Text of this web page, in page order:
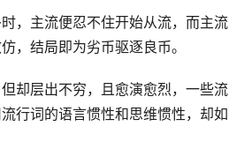
，主流便忍不住开始从流，而主流
，结局即为劣币驱逐良币。
却层出不穷，且愈演愈烈，一些流
行词的语言惯性和思维惯性，却如